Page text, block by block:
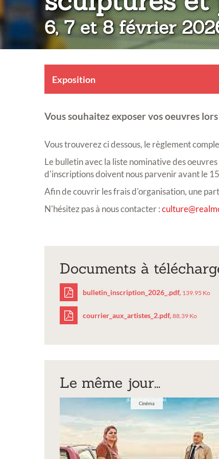
6, 7 et 8 février
Exposition
Vous souhaitez exposer vos oeuvres
Vous trouverez ci dessous, le règlement
Le bulletin avec la liste nominative des
d'inscriptions doivent nous parvenir avant le
Afin de couvrir les frais d'organisation, une
N'hésitez pas à nous contacter :
Documents à
bulletin_inscription_2026_.pdf, 139.95 Ko
courrier_aux_artistes_2.pdf, 88.39 Ko
Le même jour...
Cinéma